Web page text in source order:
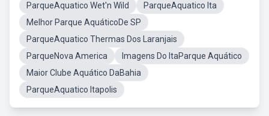
ParqueAquatico Wet'n Wild
ParqueAquatico Ita
Melhor Parque AquáticoDe SP
ParqueAquatico Thermas Dos Laranjais
ParqueNova America
Imagens Do ItaParque Aquático
Maior Clube Aquático DaBahia
ParqueAquatico Itapolis